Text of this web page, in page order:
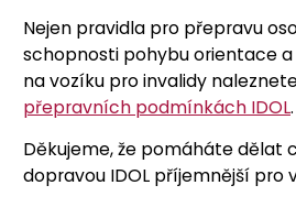
Nejen pravidla pro přepravu
schopnosti pohybu orientace
na vozíku pro invalidy
přepravních podmínkách IDOL.
Děkujeme, že pomáháte dělat
dopravou IDOL příjemnější pro